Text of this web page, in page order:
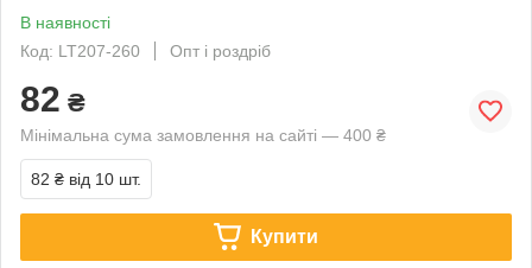
В наявності
Код: LT207-260
Опт і роздріб
82 ₴
Мінімальна сума замовлення на сайті — 400 ₴
82 ₴ від 10 шт.
Купити